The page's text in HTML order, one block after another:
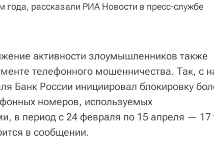
года, рассказали РИА Новости в пресс-службе
активности злоумышленников также
телефонного мошенничества. Так, с
Банк России инициировал блокировку
номеров, используемых
в период с 24 февраля по 15 апреля — 17
в сообщении.